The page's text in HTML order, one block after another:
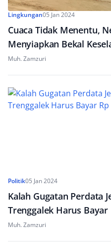
Lingkungan05 Jan 2024
Cuaca Tidak Menentu,
Menyiapkan Bekal
Muh. Zamzuri
Politik05 Jan 2024
Kalah Gugatan Perdata
Trenggalek Harus Bayar
Muh. Zamzuri